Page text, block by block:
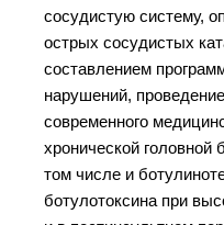
сосудистую систему,
острых сосудистых
составлением
нарушений,
современного
хронической
том числе и
ботулотоксина при